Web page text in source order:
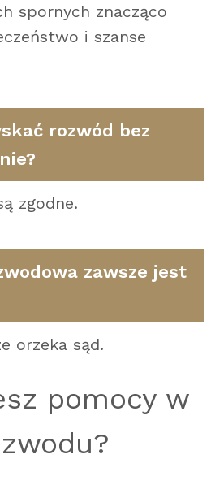
spornych znacząco
i szanse
rozwód bez
zgodne.
zawsze jest
orzeka sąd.
pomocy w